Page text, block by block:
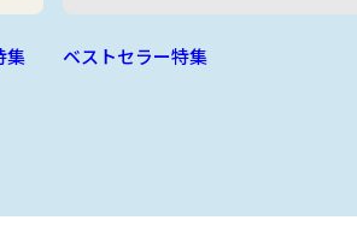
集 ベストセラー特集